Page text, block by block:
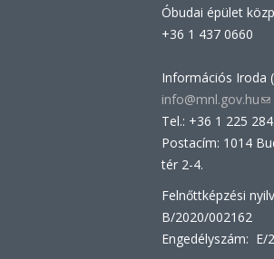
Óbudai épület
+36 1 437 0660
Információs Iroda
info@mnl.gov.hu(link
e-
Tel.: +36 1 225
Postacím: 1014
tér 2-4.
Felnőttképzési
B/2020/002162
Engedélyszám: E/